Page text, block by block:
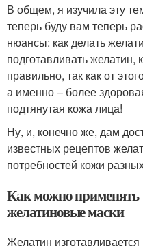
В общем, я изучила эту
теперь буду вам теперь
нюансы: как делать
подготавливать желатин,
правильно, так как от
а именно – более
подтянутая кожа лица!
Ну, и, конечно же, дам
известных рецептов
потребностей кожи
Как можно
желатиновые маски
Желатин